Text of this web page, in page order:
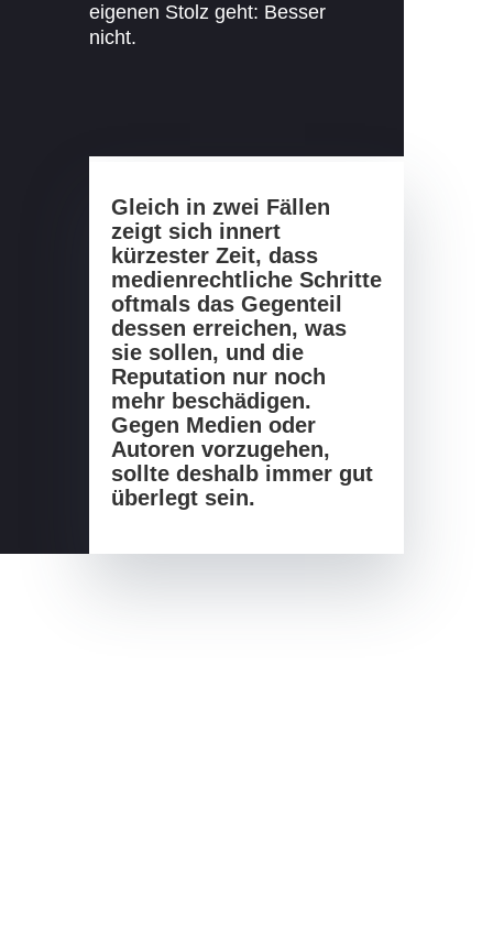
eigenen Stolz geht: Besser
nicht.
Gleich in zwei Fällen
zeigt sich innert
kürzester Zeit, dass
medienrechtliche Schritte
oftmals das Gegenteil
dessen erreichen, was
sie sollen, und die
Reputation nur noch
mehr beschädigen.
Gegen Medien oder
Autoren vorzugehen,
sollte deshalb immer gut
überlegt sein.